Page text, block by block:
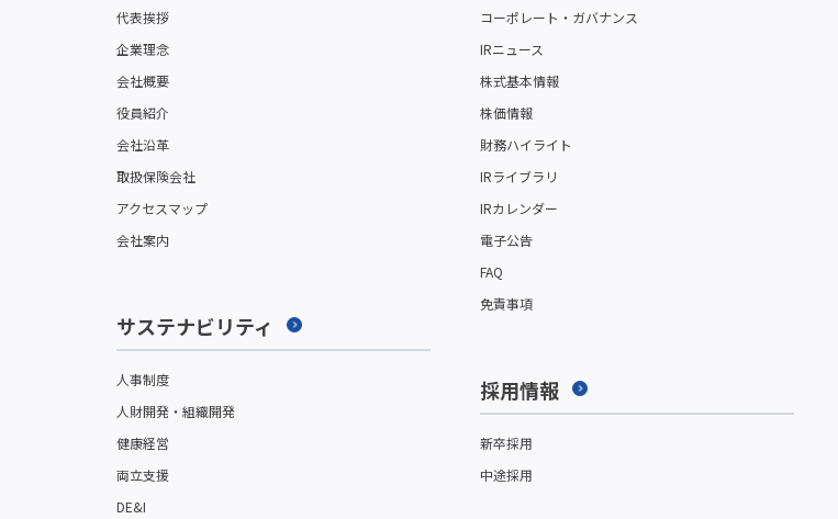
代表挨拶
企業理念
会社概要
役員紹介
会社沿革
取扱保険会社
アクセスマップ
会社案内
サステナビリティ
人事制度
人財開発・組織開発
健康経営
両立支援
DE&I
コーポレート・ガバナンス
IRニュース
株式基本情報
株価情報
財務ハイライト
IRライブラリ
IRカレンダー
電子公告
FAQ
免責事項
採用情報
新卒採用
中途採用